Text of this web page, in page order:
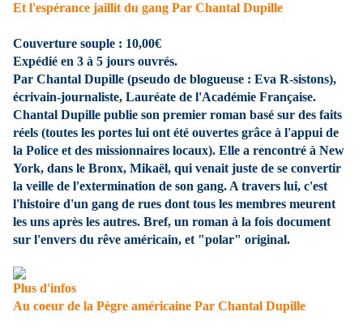
Et l'espérance jaillit du gang Par Chantal Dupille
Couverture souple : 10,00€
Expédié en 3 à 5 jours ouvrés.
Par Chantal Dupille (pseudo de blogueuse : Eva R-sistons),
écrivain-journaliste, Lauréate de l'Académie Française.
Chantal Dupille publie son premier roman basé sur des faits
réels (toutes les portes lui ont été ouvertes grâce à l'appui de
la Police et des missionnaires locaux). Elle a rencontré à New
York, dans le Bronx, Mikaël, qui venait juste de se convertir
la veille de l'extermination de son gang. A travers lui, c'est
l'histoire d'un gang de rues dont tous les membres meurent
les uns après les autres. Bref, un roman à la fois document
sur l'envers du rêve américain, et "polar" original.
Plus d'infos
Au coeur de la Pègre américaine Par Chantal Dupille